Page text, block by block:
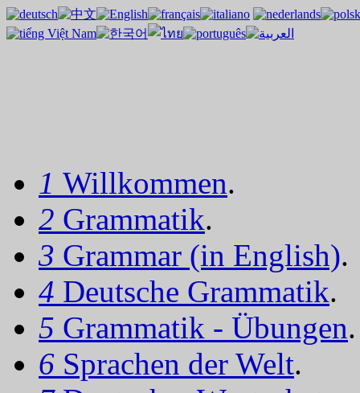
1 Willkommen.
2 Grammatik.
3 Grammar (in English).
4 Deutsche Grammatik.
5 Grammatik - Übungen.
6 Sprachen der Welt.